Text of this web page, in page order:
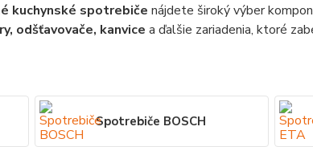
kuchynské spotrebiče nájdete široký výber
odšťavovače, kanvice a ďalšie zariadenia, ktoré
Spotrebiče BOSCH